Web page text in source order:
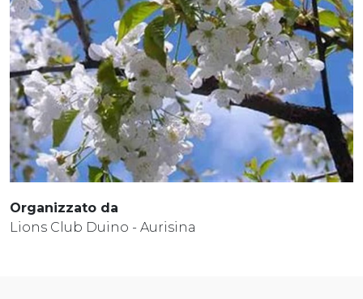
Organizzato da
Lions Club Duino - Aurisina